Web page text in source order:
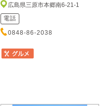
広島県三原市本郷南6-21-1
電話
0848-86-2038